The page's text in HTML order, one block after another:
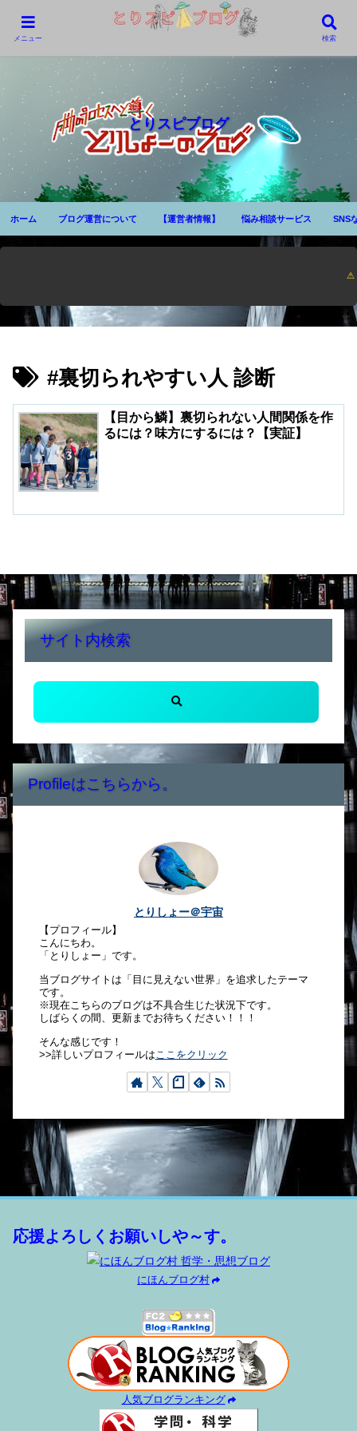
とりスピブログ
ホーム ブログ運営について 【運営者情報】 悩み相談サービス SNS
⚠
#裏切られやすい人 診断
【目から鱗】裏切られない人間関係を作
るには？味方にするには？【実証】
サイト内検索
Profileはこちらから。
とりしょー＠宇宙
【プロフィール】
こんにちわ。
「とりしょー」です。
当ブログサイトは「目に見えない世界」を追求したテーマ
です。
※現在こちらのブログは不具合生じた状況下です。
しばらくの間、更新までお待ちください！！！
そんな感じです！
>>詳しいプロフィールは ここをクリック
応援よろしくお願いしや～す。
にほんブログ村
人気ブログランキング
メニュー 検索